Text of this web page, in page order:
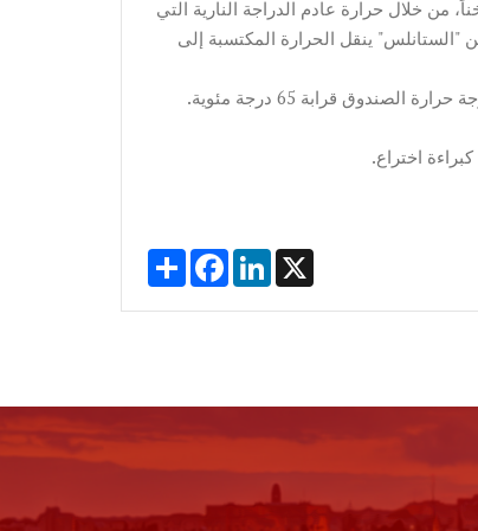
خلال حرارة عادم الدراجة النارية التي
من "الستانلس" ينقل الحرارة المكتسبة إلى
قرابة 65 درجة مئوية.
اختراع.
Share FacebookLinkedIn